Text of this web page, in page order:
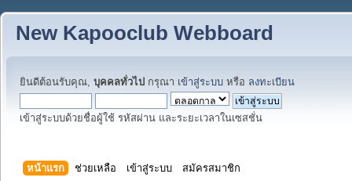
New Kapooclub Webboard
ยินดีต้อนรับคุณ, บุคคลทั่วไป กรุณา เข้าสู่ระบบ หรือ ลงทะเบียน
เข้าสู่ระบบด้วยชื่อผู้ใช้ รหัสผ่าน และระยะเวลาในเซสชั่น
หน้าแรก ช่วยเหลือ เข้าสู่ระบบ สมัครสมาชิก